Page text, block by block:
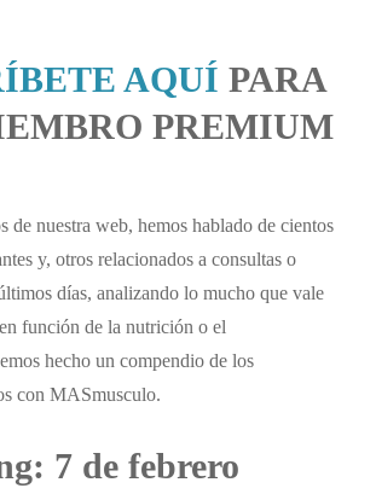
AQUÍ PARA
PREMIUM
de nuestra web, hemos hablado de cientos
y, otros relacionados a consultas o
días, analizando lo mucho que vale
función de la nutrición o el
hecho un compendio de los
con MASmusculo.
7 de febrero